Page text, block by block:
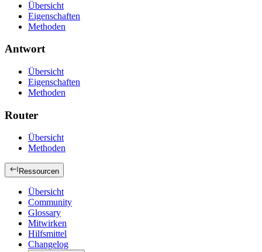
Übersicht
Eigenschaften
Methoden
Antwort
Übersicht
Eigenschaften
Methoden
Router
Übersicht
Methoden
Ressourcen
Übersicht
Community
Glossary
Mitwirken
Hilfsmittel
Changelog